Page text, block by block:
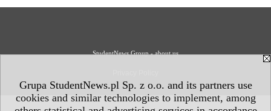
Grupa StudentNews.pl Sp. z o.o. and its partners use
cookies and similar technologies to implement, among
StudentNews Group - about us